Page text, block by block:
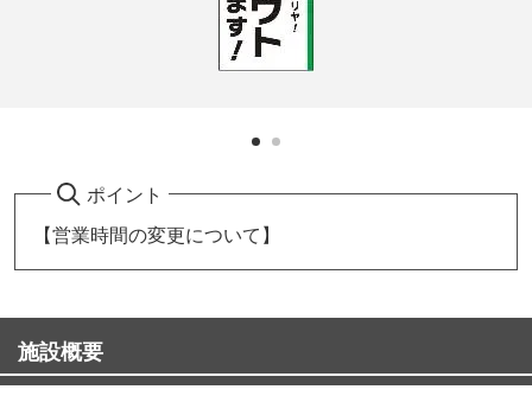
ポイント
【営業時間の変更について】
施設概要